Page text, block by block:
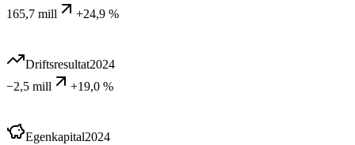
165,7 mill
+24,9 %
Driftsresultat2024
−2,5 mill
+19,0 %
Egenkapital2024